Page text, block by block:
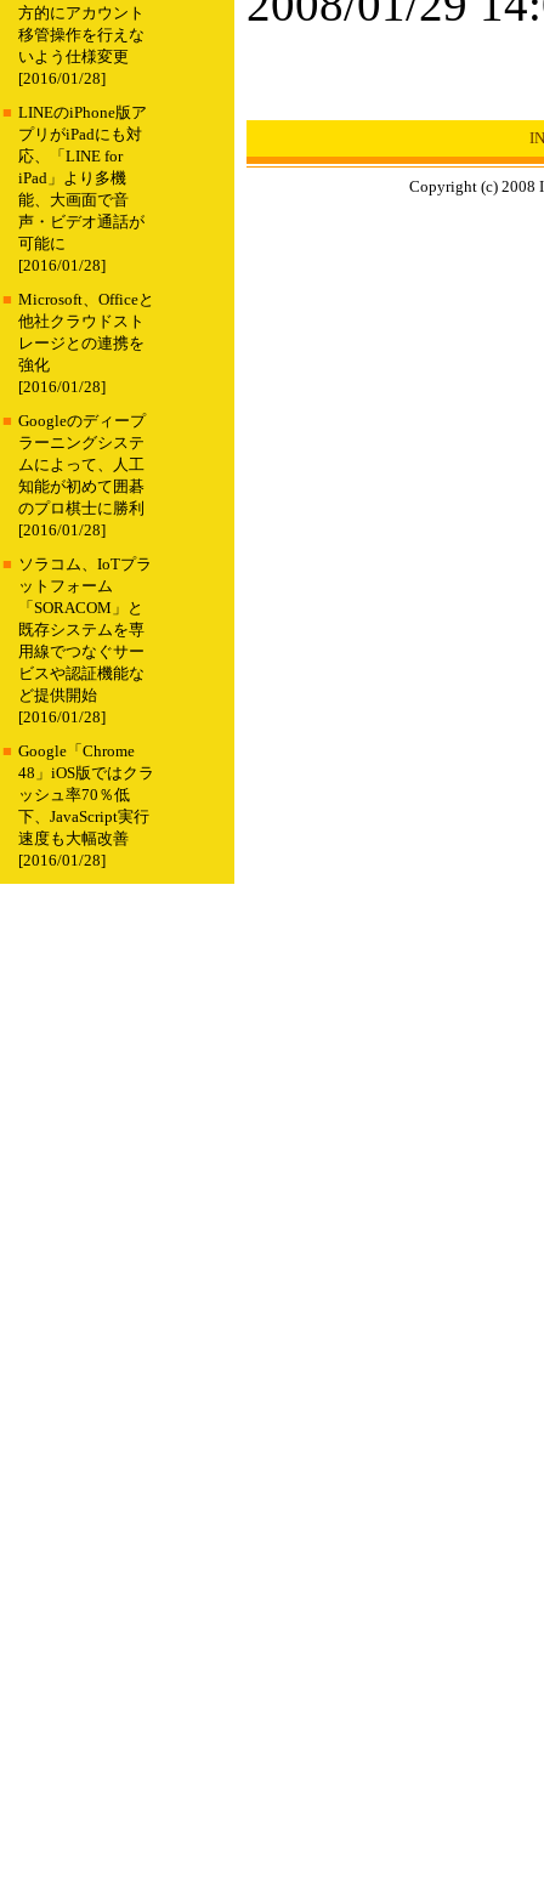
方的にアカウント
移管操作を行えな
いよう仕様変更
[2016/01/28]
■ LINEのiPhone版ア
プリがiPadにも対
応、「LINE for
iPad」より多機
能、大画面で音
声・ビデオ通話が
可能に
[2016/01/28]
■ Microsoft、Officeと
他社クラウドスト
レージとの連携を
強化
[2016/01/28]
■ Googleのディープ
ラーニングシステ
ムによって、人工
知能が初めて囲碁
のプロ棋士に勝利
[2016/01/28]
■ ソラコム、IoTプラ
ットフォーム
「SORACOM」と
既存システムを専
用線でつなぐサー
ビスや認証機能な
ど提供開始
[2016/01/28]
■ Google「Chrome
48」iOS版ではクラ
ッシュ率70％低
下、JavaScript実行
速度も大幅改善
[2016/01/28]
Copyright (c) 2008